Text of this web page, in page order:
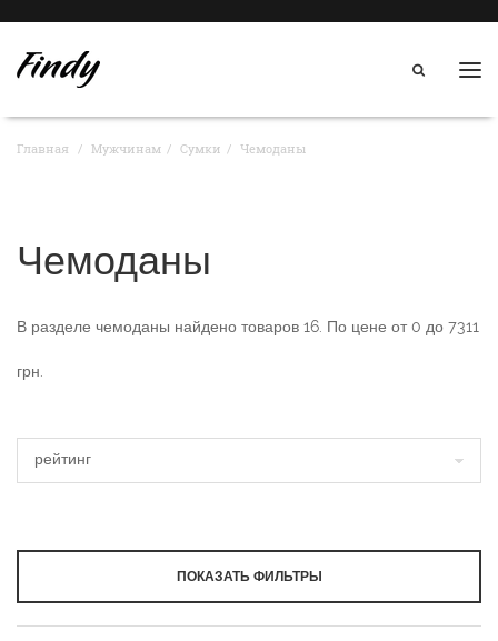
Главная Мужчинам Сумки Чемоданы
Чемоданы
В разделе чемоданы найдено товаров 16 . По цене от0 до 7311
грн.
ПОКАЗАТЬ ФИЛЬТРЫ